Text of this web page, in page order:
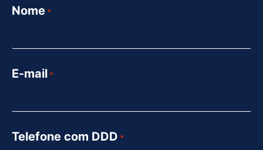
Nome *
E-mail *
Telefone com DDD *